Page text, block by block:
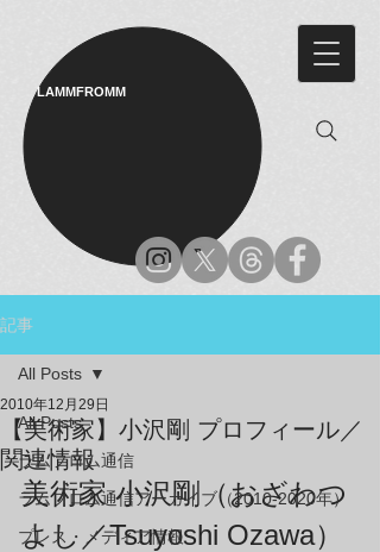
LAMMFROMM​
記事
All Posts
ラムフロム通信
ラムフロム通信アーカイブ（2010-2020年）
プレス・メディア情報
All Posts
【美術家】小沢剛 プロフィール／
関連情報
2010年12月29日
美術家 小沢剛（おざわつ
よし／Tsuyoshi Ozawa）